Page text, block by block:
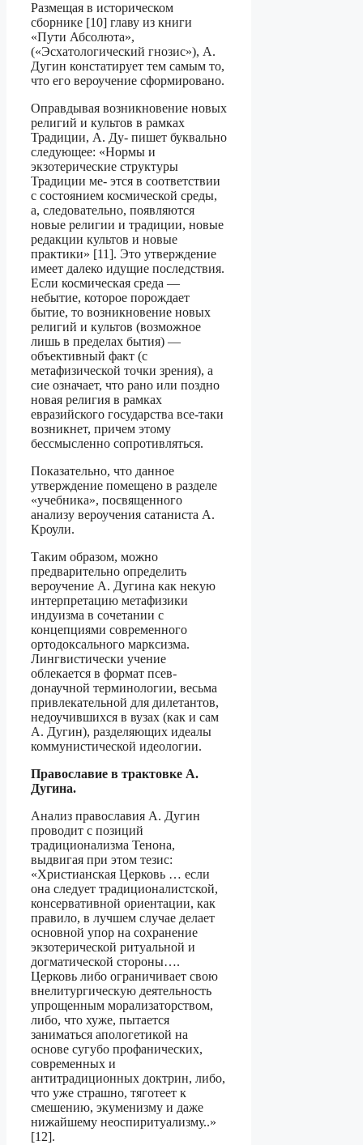
Размещая в историческом
сборнике [10] главу из книги
«Пути Абсолюта»,
(«Эсхатологический гнозис»), А.
Дугин констатирует тем самым то,
что его вероучение сформировано.
Оправдывая возникновение новых
религий и культов в рамках
Традиции, А. Ду- пишет буквально
следующее: «Нормы и
экзотерические структуры
Традиции ме- этся в соответствии
с состоянием космической среды,
а, следовательно, появляются
новые религии и традиции, новые
редакции культов и новые
практики» [11]. Это утверждение
имеет далеко идущие последствия.
Если космическая среда —
небытие, которое порождает
бытие, то возникновение новых
религий и культов (возможное
лишь в пределах бытия) —
объективный факт (с
метафизической точки зрения), а
сие означает, что рано или поздно
новая религия в рамках
евразийского государства все-таки
возникнет, причем этому
бессмысленно сопротивляться.
Показательно, что данное
утверждение помещено в разделе
«учебника», посвя­щенного
анализу вероучения сатаниста А.
Кроули.
Таким образом, можно
предварительно определить
вероучение А. Дугина как некую
интерпретацию метафизики
индуизма в сочетании с
концепциями современ­ного
ортодоксального марксизма.
Лингвистически учение
облекается в формат псев­
донаучной терминологии, весьма
привлекательной для дилетантов,
недоучившихся в вузах (как и сам
А. Дугин), разделяющих идеалы
коммунистической идеологии.
Православие в трактовке А.
Дугина.
Анализ православия А. Дугин
проводит с позиций
традиционализма Тенона,
выдвигая при этом тезис:
«Христианская Церковь … если
она следует традициона­листской,
консервативной ориентации, как
правило, в лучшем случае делает
ос­новной упор на сохранение
экзотерической ритуальной и
догматической стороны….
Церковь либо ограничивает свою
внелитургическую деятельность
упрощенным мо­рализаторством,
либо, что хуже, пытается
заниматься апологетикой на
основе су­губо профанических,
современных и
антитрадиционных доктрин, либо,
что уже страшно, тяготеет к
смешению, экуменизму и даже
нижайшему неоспиритуализ­му..»
[12].